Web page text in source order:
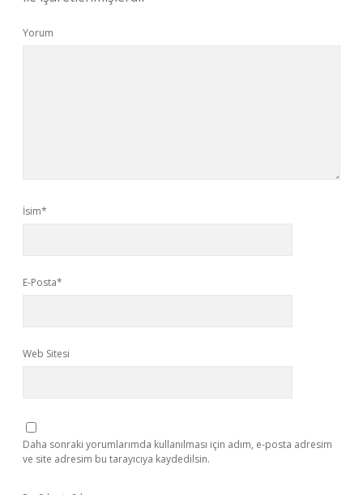
Yorum
İsim*
E-Posta*
Web Sitesi
Daha sonraki yorumlarımda kullanılması için adım, e-posta adresim
ve site adresim bu tarayıcıya kaydedilsin.